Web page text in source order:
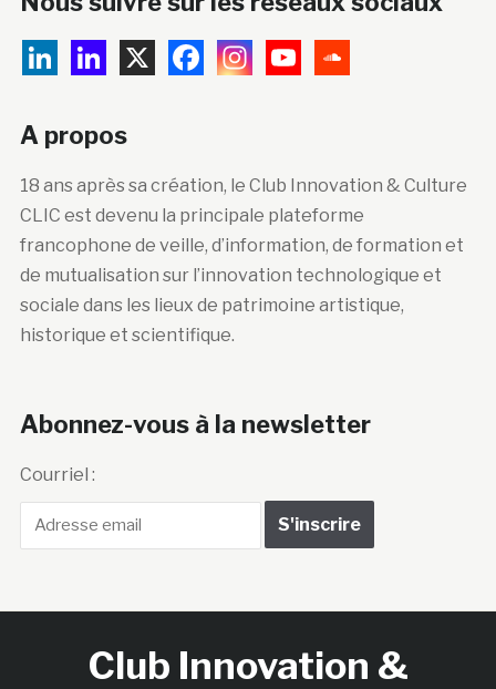
A propos
18 ans après sa création, le Club Innovation & Culture
CLIC est devenu la principale plateforme
francophone de veille, d’information, de formation et
de mutualisation sur l’innovation technologique et
sociale dans les lieux de patrimoine artistique,
historique et scientifique.
Abonnez-vous à la newsletter
Courriel :
Club Innovation &